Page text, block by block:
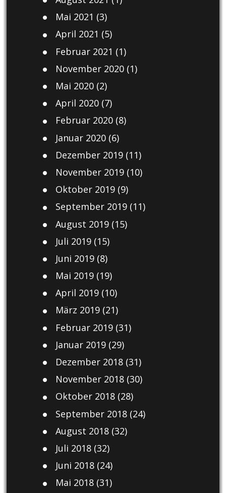
Mai 2021 (3)
April 2021 (5)
Februar 2021 (1)
November 2020(1)
Mai 2020(2)
April 2020(7)
Februar 2020(8)
Januar 2020(6)
Dezember 2019(11)
November 2019(10)
Oktober 2019(9)
September 2019(11)
August 2019(15)
Juli 2019(15)
Juni 2019(8)
Mai 2019(19)
April 2019(10)
März 2019(21)
Februar 2019(31)
Januar 2019(29)
Dezember 2018(31)
November 2018(30)
Oktober 2018(28)
September 2018(24)
August 2018(32)
Juli 2018(32)
Juni 2018(24)
Mai 2018(31)